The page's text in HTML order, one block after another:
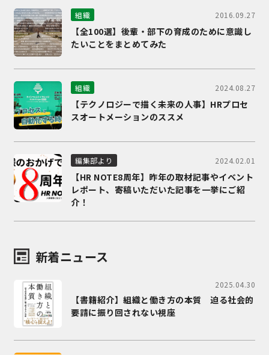
組織 2016.09.27
【全100選】後輩・部下の育成のために意識し
たいことをまとめてみた
組織 2024.08.27
【テクノロジーで描く未来の人事】HRプロセ
スオートメーションのススメ
編集部より 2024.02.01
【HR NOTE8周年】昨年の取材記事やイベント
レポート、寄稿いただいた記事を一挙にご紹
介！
新着ニュース
2025.04.30
【書籍紹介】組織と働き方の本質 迫る社会的
要請に振り回されない視座